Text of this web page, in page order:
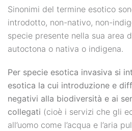
Sinonimi del termine esotico
introdotto, non-nativo, non-
specie presente nella sua area
autoctona o nativa o indigena.
Per specie esotica invasiva si
esotica la cui introduzione e
negativi alla biodiversità e ai
collegati (cioè i servizi che gli
all’uomo come l’acqua e l’aria